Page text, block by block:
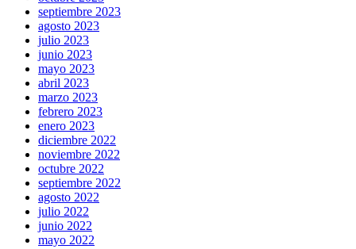
septiembre 2023
agosto 2023
julio 2023
junio 2023
mayo 2023
abril 2023
marzo 2023
febrero 2023
enero 2023
diciembre 2022
noviembre 2022
octubre 2022
septiembre 2022
agosto 2022
julio 2022
junio 2022
mayo 2022